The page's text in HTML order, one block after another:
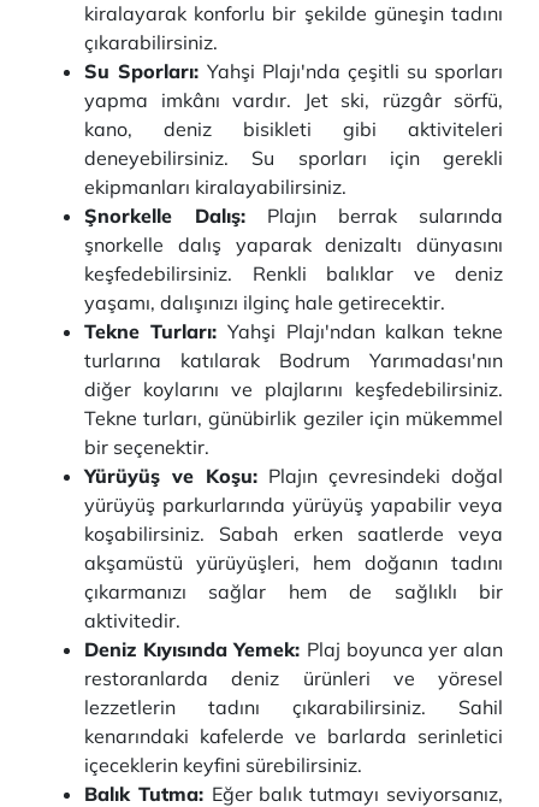
kiralayarak konforlu bir şekilde güneşin tadını
çıkarabilirsiniz.
Su Sporları: Yahşi Plajı'nda çeşitli su sporları
yapma imkânı vardır. Jet ski, rüzgâr sörfü,
kano, deniz bisikleti gibi aktiviteleri
deneyebilirsiniz. Su sporları için gerekli
ekipmanları kiralayabilirsiniz.
Şnorkelle Dalış: Plajın berrak sularında
şnorkelle dalış yaparak denizaltı dünyasını
keşfedebilirsiniz. Renkli balıklar ve deniz
yaşamı, dalışınızı ilginç hale getirecektir.
Tekne Turları:Yahşi Plajı'ndan kalkan tekne
turlarına katılarak Bodrum Yarımadası'nın
diğer koylarını ve plajlarını keşfedebilirsiniz.
Tekne turları, günübirlik geziler için mükemmel
bir seçenektir.
Yürüyüş ve Koşu: Plajın çevresindeki doğal
yürüyüş parkurlarında yürüyüş yapabilir veya
koşabilirsiniz. Sabah erken saatlerde veya
akşamüstü yürüyüşleri, hem doğanın tadını
çıkarmanızı sağlar hem de sağlıklı bir
aktivitedir.
Deniz Kıyısında Yemek: Plaj boyunca yer alan
restoranlarda deniz ürünleri ve yöresel
lezzetlerin tadını çıkarabilirsiniz. Sahil
kenarındaki kafelerde ve barlarda serinletici
içeceklerin keyfini sürebilirsiniz.
Balık Tutma: Eğer balık tutmayı seviyorsanız,